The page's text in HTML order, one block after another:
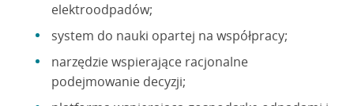
elektroodpadów;
system do nauki opartej na współpracy;
narzędzie wspierające racjonalne
podejmowanie decyzji;